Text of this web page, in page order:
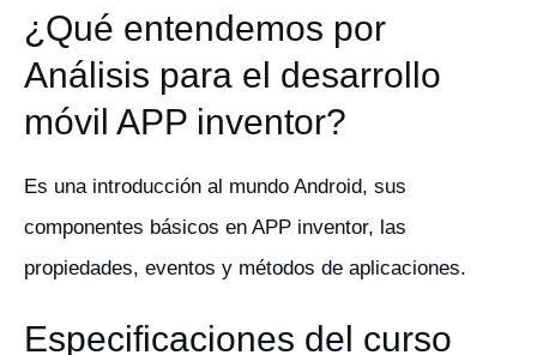
¿Qué entendemos por
Análisis para el desarrollo
móvil APP inventor?
Es una introducción al mundo Android, sus
componentes básicos en APP inventor, las
propiedades, eventos y métodos de aplicaciones.
Especificaciones del curso